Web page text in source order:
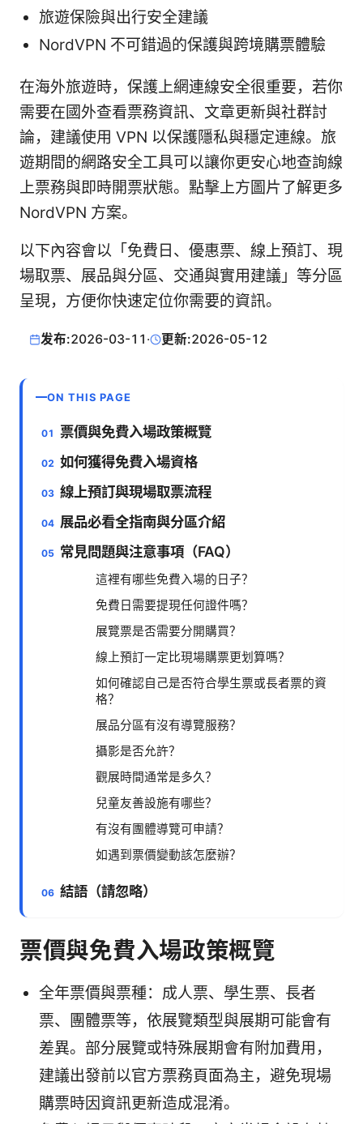
旅遊保險與出行安全建議
NordVPN 不可錯過的保護與跨境購票體驗
在海外旅遊時，保護上網連線安全很重要，若你
需要在國外查看票務資訊、文章更新與社群討
論，建議使用 VPN 以保護隱私與穩定連線。旅
遊期間的網路安全工具可以讓你更安心地查詢線
上票務與即時開票狀態。點擊上方圖片了解更多
NordVPN 方案。
以下內容會以「免費日、優惠票、線上預訂、現
場取票、展品與分區、交通與實用建議」等分區
呈現，方便你快速定位你需要的資訊。
发布:2026-03-11 · 更新:2026-05-12
ON THIS PAGE
票價與免費入場政策概覽
如何獲得免費入場資格
線上預訂與現場取票流程
展品必看全指南與分區介紹
常見問題與注意事項（FAQ）
這裡有哪些免費入場的日子？
免費日需要提現任何證件嗎？
展覽票是否需要分開購買？
線上預訂一定比現場購票更划算嗎？
如何確認自己是否符合學生票或長者票的資
格？
展品分區有沒有導覽服務？
攝影是否允許？
觀展時間通常是多久？
兒童友善設施有哪些？
有沒有團體導覽可申請？
如遇到票價變動該怎麼辦？
結語（請忽略）
票價與免費入場政策概覽
全年票價與票種：成人票、學生票、長者
票、團體票等，依展覽類型與展期可能會有
差異。部分展覽或特殊展期會有附加費用，
建議出發前以官方票務頁面為主，避免現場
購票時因資訊更新造成混淆。